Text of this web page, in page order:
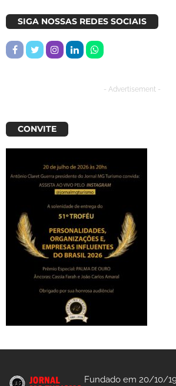
SIGA NOSSAS REDES SOCIAIS
- Advertisement -
CONVITE
Fundado em 20/10/